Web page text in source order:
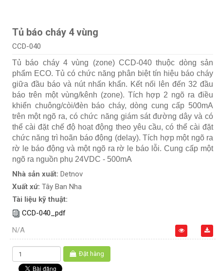
Tủ báo cháy 4 vùng
CCD-040
Tủ báo cháy 4 vùng (zone) CCD-040 thuộc dòng sản
phẩm ECO. Tủ có chức năng phân biệt tín hiệu báo cháy
giữa đầu báo và nút nhấn khẩn. Kết nối lên đến 32 đầu
báo trên một vùng/kênh (zone). Tích hợp 2 ngõ ra điều
khiển chuông/còi/đèn báo cháy, dòng cung cấp 500mA
trên một ngõ ra, có chức năng giám sát đường dây và có
thể cài đặt chế độ hoạt động theo yêu cầu, có thể cài đặt
chức năng trì hoãn báo động (delay). Tích hợp một ngõ ra
rờ le báo động và một ngõ ra rờ le báo lỗi. Cung cấp một
ngõ ra nguồn phụ 24VDC - 500mA
Nhà sản xuất: Detnov
Xuất xứ: Tây Ban Nha
Tài liệu kỹ thuật:
CCD-040_pdf
N/A
Đặt hàng